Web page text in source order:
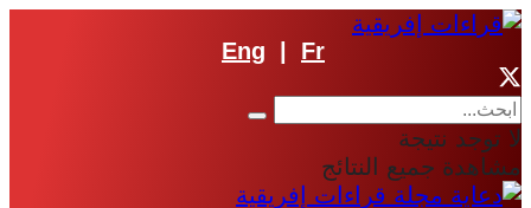
Eng Fr
لا توجد نتيجة
مشاهدة جميع النتائج